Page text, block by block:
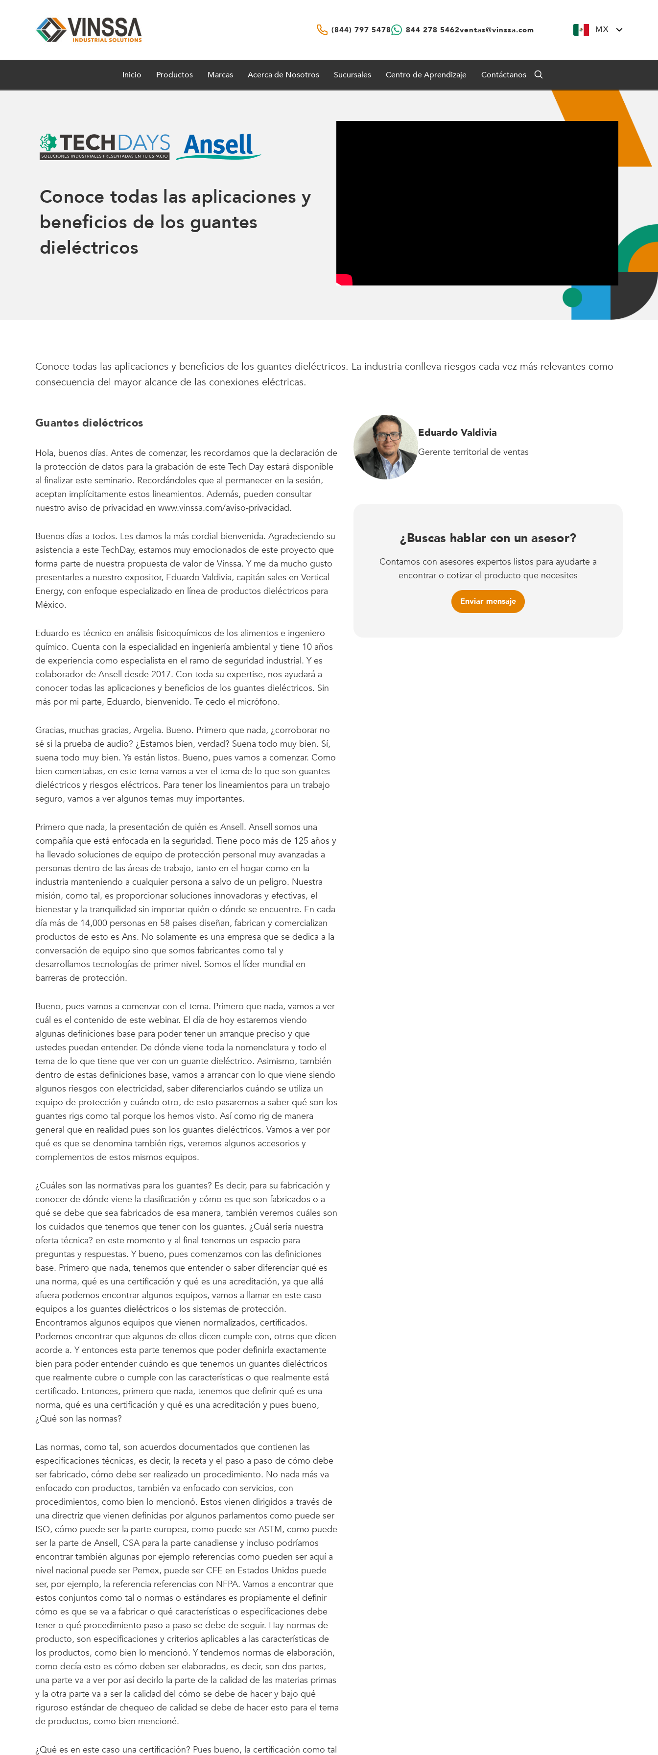
(844) 797 5478 844 278 5462ventas@vinssa.com MX
Inicio Productos Marcas Acerca de Nosotros Sucursales Centro de Aprendizaje Contáctanos
Conoce todas las aplicaciones y
beneficios de los guantes
dieléctricos
Conoce todas las aplicaciones y beneficios de los guantes dieléctricos. La industria conlleva riesgos cada vez más relevantes como
consecuencia del mayor alcance de las conexiones eléctricas.
Guantes dieléctricos
Hola, buenos días. Antes de comenzar, les recordamos que la declaración de
la protección de datos para la grabación de este Tech Day estará disponible
al finalizar este seminario. Recordándoles que al permanecer en la sesión,
aceptan implícitamente estos lineamientos. Además, pueden consultar
nuestro aviso de privacidad en www.vinssa.com/aviso-privacidad.
Buenos días a todos. Les damos la más cordial bienvenida. Agradeciendo su
asistencia a este TechDay, estamos muy emocionados de este proyecto que
forma parte de nuestra propuesta de valor de Vinssa. Y me da mucho gusto
presentarles a nuestro expositor, Eduardo Valdivia, capitán sales en Vertical
Energy, con enfoque especializado en línea de productos dieléctricos para
México.
Eduardo es técnico en análisis fisicoquímicos de los alimentos e ingeniero
químico. Cuenta con la especialidad en ingeniería ambiental y tiene 10 años
de experiencia como especialista en el ramo de seguridad industrial. Y es
colaborador de Ansell desde 2017. Con toda su expertise, nos ayudará a
conocer todas las aplicaciones y beneficios de los guantes dieléctricos. Sin
más por mi parte, Eduardo, bienvenido. Te cedo el micrófono.
Gracias, muchas gracias, Argelia. Bueno. Primero que nada, ¿corroborar no
sé si la prueba de audio? ¿Estamos bien, verdad? Suena todo muy bien. Sí,
suena todo muy bien. Ya están listos. Bueno, pues vamos a comenzar. Como
bien comentabas, en este tema vamos a ver el tema de lo que son guantes
dieléctricos y riesgos eléctricos. Para tener los lineamientos para un trabajo
seguro, vamos a ver algunos temas muy importantes.
Primero que nada, la presentación de quién es Ansell. Ansell somos una
compañía que está enfocada en la seguridad. Tiene poco más de 125 años y
ha llevado soluciones de equipo de protección personal muy avanzadas a
personas dentro de las áreas de trabajo, tanto en el hogar como en la
industria manteniendo a cualquier persona a salvo de un peligro. Nuestra
misión, como tal, es proporcionar soluciones innovadoras y efectivas, el
bienestar y la tranquilidad sin importar quién o dónde se encuentre. En cada
día más de 14,000 personas en 58 países diseñan, fabrican y comercializan
productos de esto es Ans. No solamente es una empresa que se dedica a la
conversación de equipo sino que somos fabricantes como tal y
desarrollamos tecnologías de primer nivel. Somos el líder mundial en
barreras de protección.
Bueno, pues vamos a comenzar con el tema. Primero que nada, vamos a ver
cuál es el contenido de este webinar. El día de hoy estaremos viendo
algunas definiciones base para poder tener un arranque preciso y que
ustedes puedan entender. De dónde viene toda la nomenclatura y todo el
tema de lo que tiene que ver con un guante dieléctrico. Asimismo, también
dentro de estas definiciones base, vamos a arrancar con lo que viene siendo
algunos riesgos con electricidad, saber diferenciarlos cuándo se utiliza un
equipo de protección y cuándo otro, de esto pasaremos a saber qué son los
guantes rigs como tal porque los hemos visto. Así como rig de manera
general que en realidad pues son los guantes dieléctricos. Vamos a ver por
qué es que se denomina también rigs, veremos algunos accesorios y
complementos de estos mismos equipos.
¿Cuáles son las normativas para los guantes? Es decir, para su fabricación y
conocer de dónde viene la clasificación y cómo es que son fabricados o a
qué se debe que sea fabricados de esa manera, también veremos cuáles son
los cuidados que tenemos que tener con los guantes. ¿Cuál sería nuestra
oferta técnica? en este momento y al final tenemos un espacio para
preguntas y respuestas. Y bueno, pues comenzamos con las definiciones
base. Primero que nada, tenemos que entender o saber diferenciar qué es
una norma, qué es una certificación y qué es una acreditación, ya que allá
afuera podemos encontrar algunos equipos, vamos a llamar en este caso
equipos a los guantes dieléctricos o los sistemas de protección.
Encontramos algunos equipos que vienen normalizados, certificados.
Podemos encontrar que algunos de ellos dicen cumple con, otros que dicen
acorde a. Y entonces esta parte tenemos que poder definirla exactamente
bien para poder entender cuándo es que tenemos un guantes dieléctricos
que realmente cubre o cumple con las características o que realmente está
certificado. Entonces, primero que nada, tenemos que definir qué es una
norma, qué es una certificación y qué es una acreditación y pues bueno,
¿Qué son las normas?
Las normas, como tal, son acuerdos documentados que contienen las
especificaciones técnicas, es decir, la receta y el paso a paso de cómo debe
ser fabricado, cómo debe ser realizado un procedimiento. No nada más va
enfocado con productos, también va enfocado con servicios, con
procedimientos, como bien lo mencionó. Estos vienen dirigidos a través de
una directriz que vienen definidas por algunos parlamentos como puede ser
ISO, cómo puede ser la parte europea, como puede ser ASTM, como puede
ser la parte de Ansell, CSA para la parte canadiense y incluso podríamos
encontrar también algunas por ejemplo referencias como pueden ser aquí a
nivel nacional puede ser Pemex, puede ser CFE en Estados Unidos puede
ser, por ejemplo, la referencia referencias con NFPA. Vamos a encontrar que
estos conjuntos como tal o normas o estándares es propiamente el definir
cómo es que se va a fabricar o qué características o especificaciones debe
tener o qué procedimiento paso a paso se debe de seguir. Hay normas de
producto, son especificaciones y criterios aplicables a las características de
los productos, como bien lo mencionó. Y tendemos normas de elaboración,
como decía esto es cómo deben ser elaborados, es decir, son dos partes,
una parte va a ver por así decirlo la parte de la calidad de las materias primas
y la otra parte va a ser la calidad del cómo se debe de hacer y bajo qué
riguroso estándar de chequeo de calidad se debe de hacer esto para el tema
de productos, como bien mencioné.
¿Qué es en este caso una certificación? Pues bueno, la certificación como tal
Eduardo Valdivia
Gerente territorial de ventas
¿Buscas hablar con un asesor?
Contamos con asesores expertos listos para ayudarte a
encontrar o cotizar el producto que necesites
Enviar mensaje